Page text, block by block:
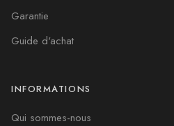
Garantie
Guide d'achat
INFORMATIONS
Qui sommes-nous